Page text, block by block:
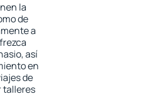
la
de
a
así
en
de
talleres